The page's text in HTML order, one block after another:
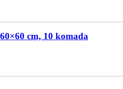
cm, 10 komada